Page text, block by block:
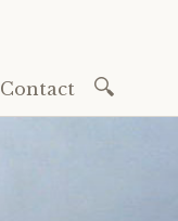
Contact